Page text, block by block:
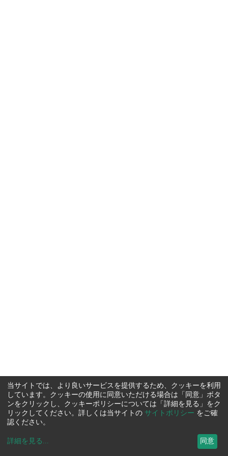
当サイトでは、より良いサービスを提供するため、クッキーを利用
しています。クッキーの使用に同意いただける場合は「同意」ボタ
ンをクリックし、クッキーポリシーについては「詳細を見る」をク
リックしてください。詳しくは当サイトの サイトポリシー をご確
認ください。
詳細を見る ... 同意